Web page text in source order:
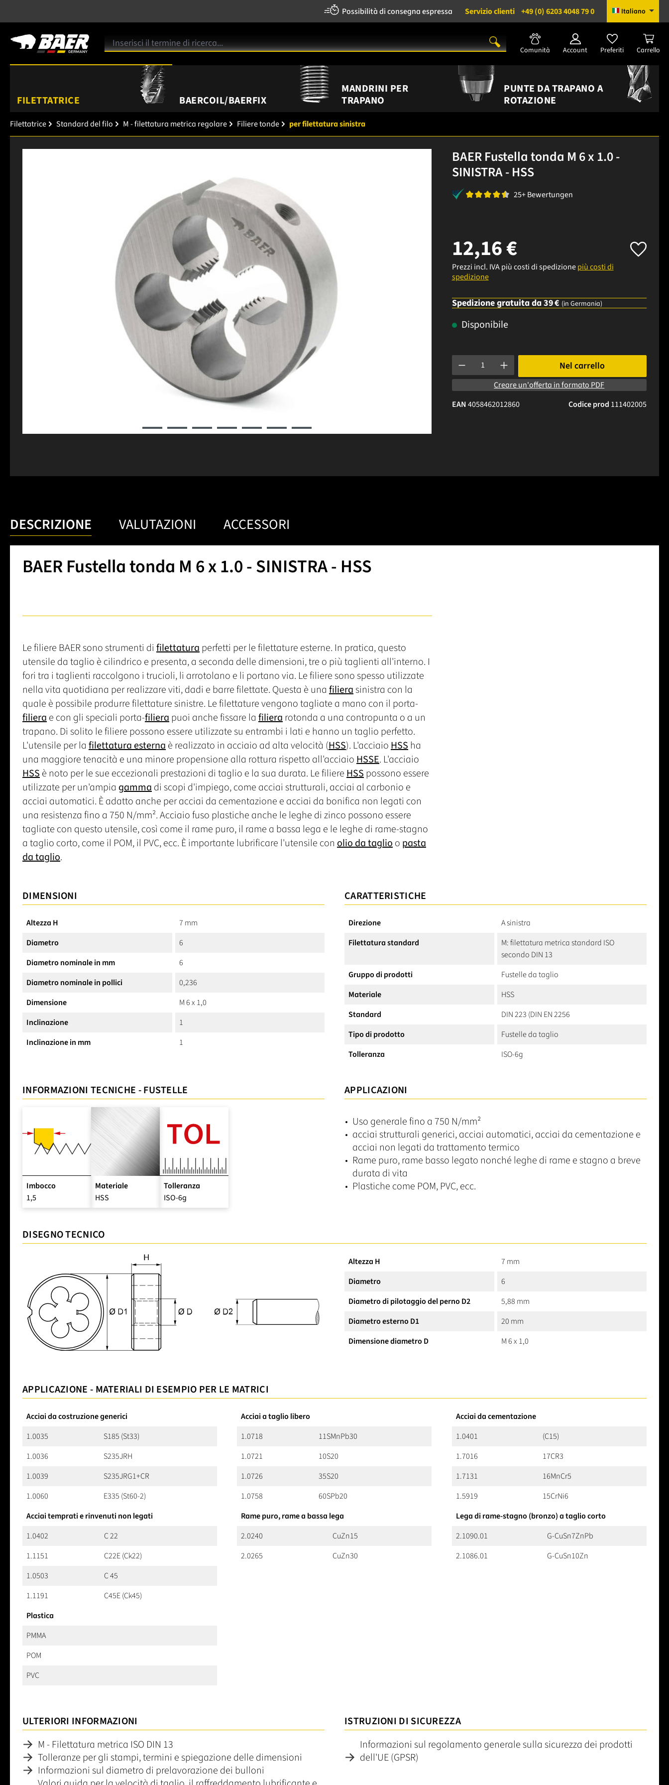
Possibilità di consegna espressa Servizio clienti +49 (0) 6203 4048 79 0 Italiano
Comunità Account Preferiti Carrello
FILETTATRICE BAERCOIL/BAERFIX
MANDRINI PER
TRAPANO
PUNTE DA TRAPANO A
ROTAZIONE
Filettatrice Standard del filo M - filettatura metrica regolare Filiere tonde per filettatura sinistra
BAER Fustella tonda M 6 x 1.0 -
SINISTRA - HSS
25+ Bewertungen
12,16 €
Prezzi incl. IVA più costi di spedizionepiù costi di
spedizione
Spedizione gratuita da 39 € (in Germania)
Disponibile
Quantità del prodotto: inserisci la quantità desiderata o usa i
Nel carrello
Creare un'offerta in formato PDF
Codice prod 111402005
EAN4058462012860
DESCRIZIONE VALUTAZIONI ACCESSORI
BAER Fustella tonda M 6 x 1.0 - SINISTRA - HSS
Le filiere BAER sono strumenti di filettaturaperfetti per le filettature esterne. In pratica, questo
utensile da taglio è cilindrico e presenta, a seconda delle dimensioni, tre o più taglienti all'interno. I
fori tra i taglienti raccolgono i trucioli, li arrotolano e li portano via. Le filiere sono spesso utilizzate
nella vita quotidiana per realizzare viti, dadi e barre filettate. Questa è una filierasinistra con la
quale è possibile produrre filettature sinistre. Le filettature vengono tagliate a mano con il porta-
filierae con gli speciali porta-filierapuoi anche fissare la filierarotonda a una contropunta o a un
trapano. Di solito le filiere possono essere utilizzate su entrambi i lati e hanno un taglio perfetto.
L'utensile per la filettatura esternaè realizzato in acciaio ad alta velocità (HSS). L'acciaioHSSha
una maggiore tenacità e una minore propensione alla rottura rispetto all'acciaioHSSE. L'acciaio
HSSè noto per le sue eccezionali prestazioni di taglio e la sua durata. Le filiereHSSpossono essere
utilizzate per un'ampia gammadi scopi d'impiego, come acciai strutturali, acciai al carbonio e
acciai automatici. È adatto anche per acciai da cementazione e acciai da bonifica non legati con
una resistenza fino a 750 N/mm². Acciaio fuso plastiche anche le leghe di zinco possono essere
tagliate con questo utensile, così come il rame puro, il rame a bassa lega e le leghe di rame-stagno
a taglio corto, come il POM, il PVC, ecc. È importante lubrificare l'utensile con olio da taglioo pasta
da taglio.
DIMENSIONI
Altezza H
7 mm
Diametro
6
Diametro nominale in mm
6
Diametro nominale in pollici
0,236
Dimensione
M 6 x 1,0
Inclinazione
1
Inclinazione in mm
1
CARATTERISTICHE
Direzione
A sinistra
Filettatura standard
M: filettatura metrica standard ISO
secondo DIN 13
Gruppo di prodotti
Fustelle da taglio
Materiale
HSS
Standard
DIN 223 (DIN EN 2256
Tipo di prodotto
Fustelle da taglio
Tolleranza
ISO-6g
INFORMAZIONI TECNICHE - FUSTELLE
Imbocco
1,5
Materiale
HSS
Tolleranza
ISO-6g
APPLICAZIONI
Uso generale fino a 750 N/mm²
acciai strutturali generici, acciai automatici, acciai da cementazione e
acciai non legati da trattamento termico
Rame puro, rame basso legato nonché leghe di rame e stagno a breve
durata di vita
Plastiche come POM, PVC, ecc.
DISEGNO TECNICO
Altezza H
7 mm
Diametro
6
Diametro di pilotaggio del perno D2
5,88 mm
Diametro esterno D1
20 mm
Dimensione diametro D
M 6 x 1,0
APPLICAZIONE - MATERIALI DI ESEMPIO PER LE MATRICI
Acciai da costruzione generici
1.0035
S185 (St33)
1.0036
S235JRH
1.0039
S235JRG1+CR
1.0060
E335 (St60-2)
Acciai a taglio libero
1.0718
11SMnPb30
1.0721
10S20
1.0726
35S20
1.0758
60SPb20
Acciai da cementazione
1.0401
(C15)
1.7016
17CR3
1.7131
16MnCr5
1.5919
15CrNi6
Acciai temprati e rinvenuti non legati
1.0402
C 22
1.1151
C22E (Ck22)
1.0503
C 45
1.1191
C45E (Ck45)
Rame puro, rame a bassa lega
2.0240
CuZn15
2.0265
CuZn30
Lega di rame-stagno (bronzo) a taglio corto
2.1090.01
G-CuSn7ZnPb
2.1086.01
G-CuSn10Zn
Plastica
PMMA
POM
PVC
ULTERIORI INFORMAZIONI
M - Filettatura metrica ISO DIN 13
Tolleranze per gli stampi, termini e spiegazione delle dimensioni
Informazioni sul diametro di prelavorazione dei bulloni
ISTRUZIONI DI SICUREZZA
Informazioni sul regolamento generale sulla sicurezza dei prodotti
dell'UE (GPSR)